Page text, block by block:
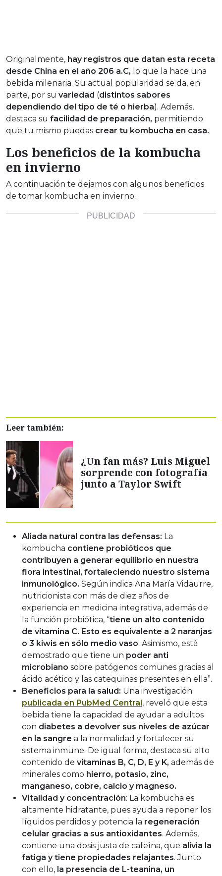
Originalmente, hay registros que datan esta receta
desde China en el año 206 a.C, lo que la hace una
bebida milenaria. Su actual popularidad se da, en
parte, por su variedad (distintos sabores
dependiendo del tipo de té o hierba). Además,
destaca su facilidad de preparación, permitiendo
que tu mismo puedas crear tu kombucha en casa.
Los beneficios de la kombucha
en invierno
A continuación te dejamos con algunos beneficios
de tomar kombucha en invierno:
Leer también:
¿Un fan más? Luis Miguel
sorprende con fotografía
junto a Taylor Swift
Aliada natural contra las defensas: La
kombucha contiene probióticos que
contribuyen a generar equilibrio en nuestra
flora intestinal, fortaleciendo nuestro sistema
inmunológico. Según indica Ana María Vidaurre,
nutricionista con más de diez años de
experiencia en medicina integrativa, además de
la función probiótica, “tiene un alto contenido
de vitamina C. Esto es equivalente a 2 naranjas
o 3 kiwis en sólo medio vaso. Asimismo, está
demostrado que tiene un poder anti
microbiano sobre patógenos comunes gracias al
ácido acético y las catequinas presentes en ella”.
Beneficios para la salud: Una investigación
publicada en PubMed Central , reveló que esta
bebida tiene la capacidad de ayudar a adultos
con diabetes a devolver sus niveles de azúcar
en la sangre a la normalidad y fortalecer su
sistema inmune. De igual forma, destaca su alto
contenido de vitaminas B, C, D, E y K, además de
minerales como hierro, potasio, zinc,
manganeso, cobre, calcio y magneso.
Vitalidad y concentración: La kombucha es
altamente hidratante, pues ayuda a reponer los
líquidos perdidos y potencia la regeneración
celular gracias a sus antioxidantes. Además,
contiene una dosis justa de cafeína, que alivia la
fatiga y tiene propiedades relajantes. Junto
con ello, la presencia de L-teanina, un